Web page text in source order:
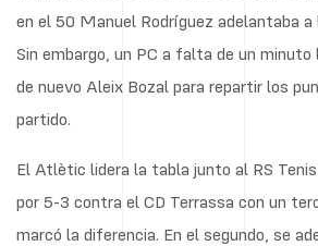
en el 50 Manuel Rodríguez adelantaba a
Sin embargo, un PC a falta de un
de nuevo Aleix Bozal para repartir los
partido.
El Atlètic lidera la tabla junto al RS
por 5-3 contra el CD Terrassa con un
marcó la diferencia. En el segundo, se